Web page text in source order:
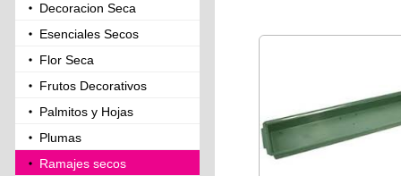
Decoracion Seca
Esenciales Secos
Flor Seca
Frutos Decorativos
Palmitos y Hojas
Plumas
Ramajes secos